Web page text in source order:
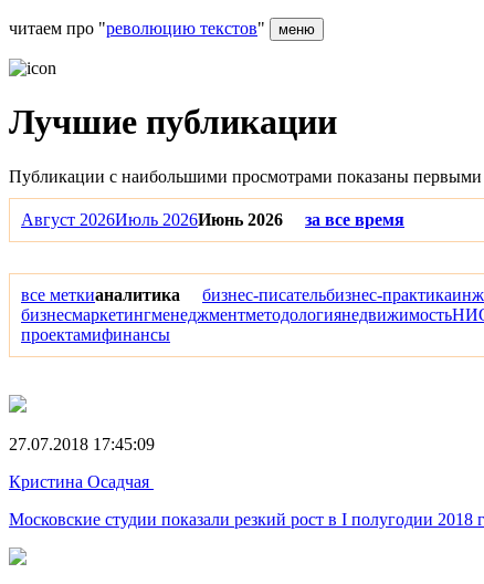
читаем про "революцию текстов" меню
Лучшие публикации
Публикации с наибольшими просмотрами показаны первыми
Август 2026Июль 2026Июнь 2026 за все время
все меткианалитика бизнес-писательбизнес-практика
бизнесмаркетингменеджментметодологиянедвижимость
проектамифинансы
27.07.2018 17:45:09
Кристина Осадчая
Московские студии показали резкий рост в I полугодии 2018